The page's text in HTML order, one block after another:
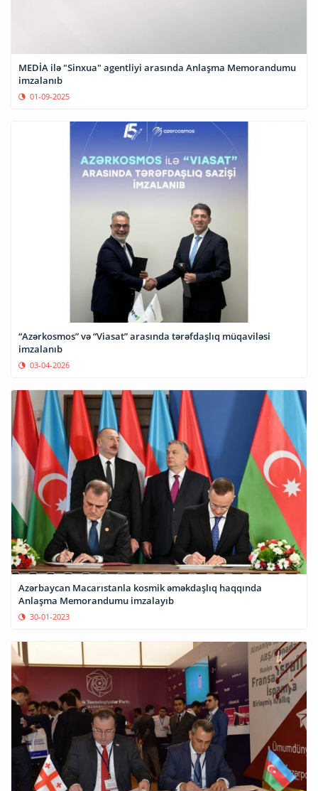
MEDİA ilə "Sinxua" agentliyi arasında Anlaşma Memorandumu
imzalanıb
01-09-2025
“Azərkosmos” və “Viasat” arasında tərəfdaşlıq müqaviləsi
imzalanıb
03-04-2026
Azərbaycan Macarıstanla kosmik əməkdaşlıq haqqında
Anlaşma Memorandumu imzalayıb
30-01-2023